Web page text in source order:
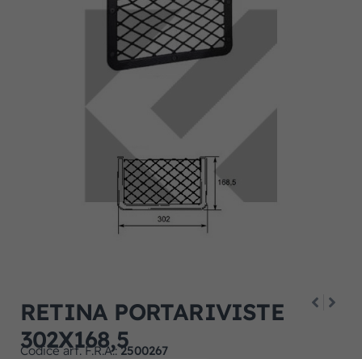
RETINA PORTARIVISTE
302X168,5
Codice art. F.R.A.:2500267